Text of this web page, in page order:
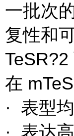
一批次
复性和
在
· 表型
· 表达